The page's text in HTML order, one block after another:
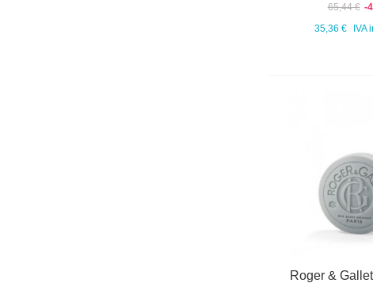
65,44 € -
35,36 €
IVA
Roger &